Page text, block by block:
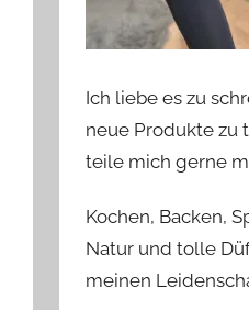
Ich liebe es zu
neue Produkte zu
teile mich gerne
Kochen, Backen,
Natur und tolle
meinen